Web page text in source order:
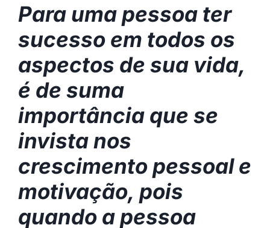
Para uma pessoa ter
sucesso em todos os
aspectos de sua vida,
é de suma
importância que se
invista nos
crescimento pessoal e
motivação, pois
quando a pessoa